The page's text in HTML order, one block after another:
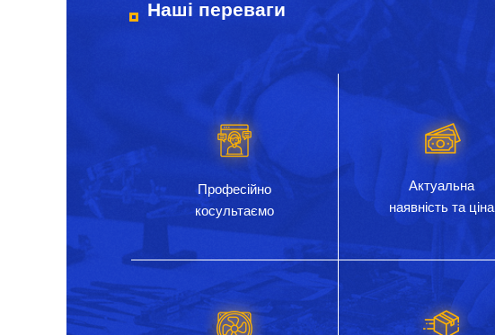
Наші переваги
Професійно
косультаємо
Актуальна
наявність та ціна